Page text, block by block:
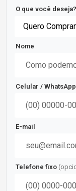
O que você deseja?
Quero Comprar
Nome
Celular / WhatsApp
E-mail
Telefone fixo